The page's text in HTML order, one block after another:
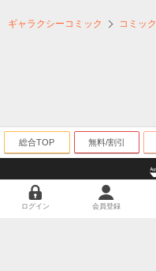
ギャラクシーコミック コミック
総合TOP 無料/割引
ログイン 会員登録